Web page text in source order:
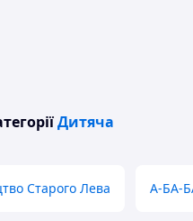
Дитяча
Старого Лева А-БА-